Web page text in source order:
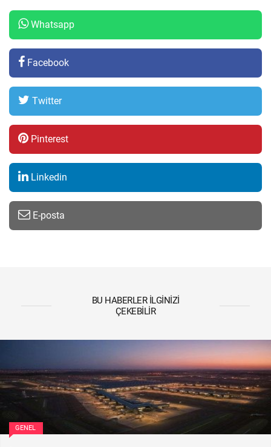
Whatsapp
Facebook
Twitter
Pinterest
Linkedin
E-posta
BU HABERLER İLGINIZI
ÇEKEBILIR
GENEL